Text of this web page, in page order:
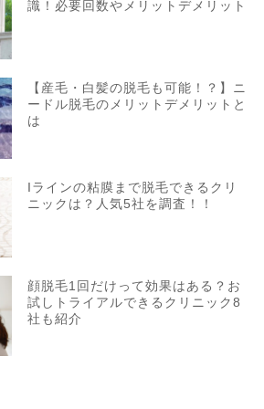
識！必要回数やメリットデメリット
【産毛・白髪の脱毛も可能！？】ニ
ードル脱毛のメリットデメリットと
は
Iラインの粘膜まで脱毛できるクリ
ニックは？人気5社を調査！！
顔脱毛1回だけって効果はある？お
試しトライアルできるクリニック8
社も紹介